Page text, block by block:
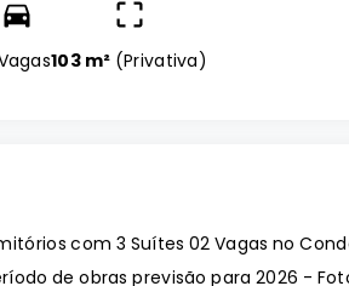
103 m² (Privativa)
com 3 Suítes 02 Vagas no
de obras previsão para 2026 -